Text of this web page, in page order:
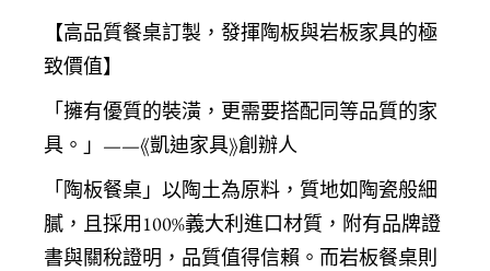
【高品質餐桌訂製，發揮陶板與岩板家具的極
致價值】
「擁有優質的裝潢，更需要搭配同等品質的家
具。」——《凱迪家具》創辦人
「陶板餐桌 」以陶土為原料，質地如陶瓷般細
膩，且採用100%義大利進口材質，附有品牌證
書與關稅證明，品質值得信賴。而岩板餐桌則